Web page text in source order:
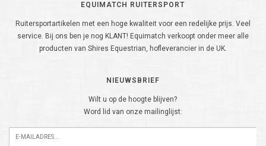
EQUIMATCH RUITERSPORT
Ruitersportartikelen met een hoge kwaliteit voor een redelijke prijs. Veel
service. Bij ons ben je nog KLANT! Equimatch verkoopt onder meer alle
producten van Shires Equestrian, hofleverancier in de UK.
NIEUWSBRIEF
Wilt u op de hoogte blijven?
Word lid van onze mailinglijst: